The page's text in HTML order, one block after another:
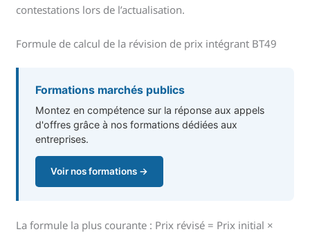
contestations lors de l’actualisation.
Formule de calcul de la révision de prix intégrant BT49
Formations marchés publics
Montez en compétence sur la réponse aux appels
d'offres grâce à nos formations dédiées aux
entreprises.
Voir nos formations →
La formule la plus courante : Prix révisé = Prix initial ×